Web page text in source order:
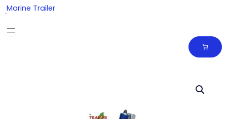
Skip
to
content
Marine Trailer